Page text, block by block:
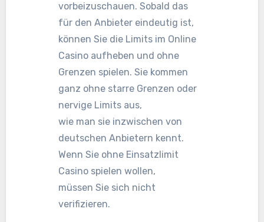
vorbeizuschauen. Sobald das
für den Anbieter eindeutig ist,
können Sie die Limits im Online
Casino aufheben und ohne
Grenzen spielen. Sie kommen
ganz ohne starre Grenzen oder
nervige Limits aus,
wie man sie inzwischen von
deutschen Anbietern kennt.
Wenn Sie ohne Einsatzlimit
Casino spielen wollen,
müssen Sie sich nicht
verifizieren.